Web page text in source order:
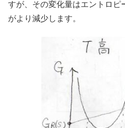
すが、その変化量はエントロピ
がより減少します。